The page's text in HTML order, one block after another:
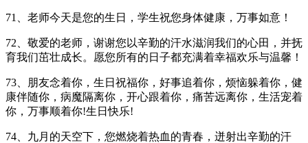
71、老师今天是您的生日，学生祝您身体健康，万事如意！
72、敬爱的老师，谢谢您以辛勤的汗水滋润我们的心田，并抚
育我们茁壮成长。愿您所有的日子都充满着幸福欢乐与温馨！
73、朋友念着你，生日祝福你，好事追着你，烦恼躲着你，健
康伴随你，病魔隔离你，开心跟着你，痛苦远离你，生活宠着
你，万事顺着你!生日快乐!
74、九月的天空下，您燃烧着热血的青春，迸射出辛勤的汗